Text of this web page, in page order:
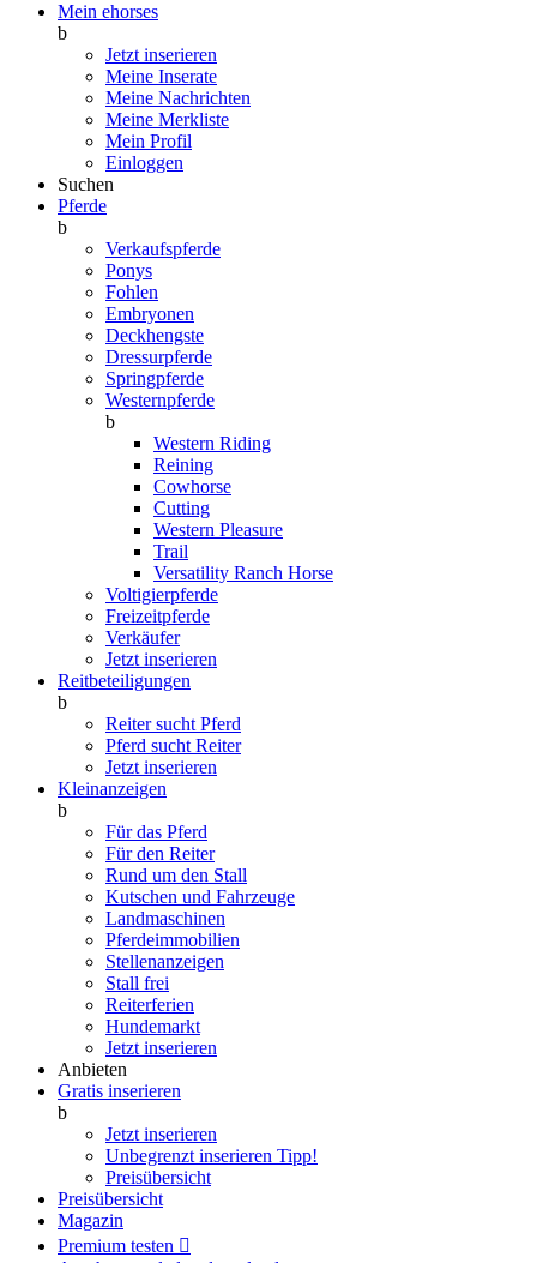
Mein ehorses
b
Jetzt inserieren
Meine Inserate
Meine Nachrichten
Meine Merkliste
Mein Profil
Einloggen
Suchen
Pferde
b
Verkaufspferde
Ponys
Fohlen
Embryonen
Deckhengste
Dressurpferde
Springpferde
Westernpferde
b
Western Riding
Reining
Cowhorse
Cutting
Western Pleasure
Trail
Versatility Ranch Horse
Voltigierpferde
Freizeitpferde
Verkäufer
Jetzt inserieren
Reitbeteiligungen
b
Reiter sucht Pferd
Pferd sucht Reiter
Jetzt inserieren
Kleinanzeigen
b
Für das Pferd
Für den Reiter
Rund um den Stall
Kutschen und Fahrzeuge
Landmaschinen
Pferdeimmobilien
Stellenanzeigen
Stall frei
Reiterferien
Hundemarkt
Jetzt inserieren
Anbieten
Gratis inserieren
b
Jetzt inserieren
Unbegrenzt inserieren Tipp!
Preisübersicht
Preisübersicht
Magazin
Premium testen 